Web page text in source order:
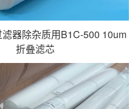
器除杂质用B1C-500 10um
折叠滤芯